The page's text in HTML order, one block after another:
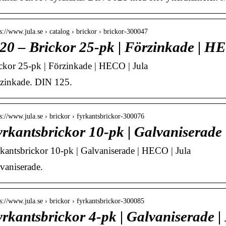
www.jula.se › catalog › brickor › brickor-300047
– Brickor 25-pk | Förzinkade |
25-pk | Förzinkade | HECO | Jula
DIN 125.
www.jula.se › brickor › fyrkantsbrickor-300076
10-pk |
10-pk | Galvaniserade | HECO | Jula
www.jula.se › brickor › fyrkantsbrickor-300085
4-pk | Galvaniserade